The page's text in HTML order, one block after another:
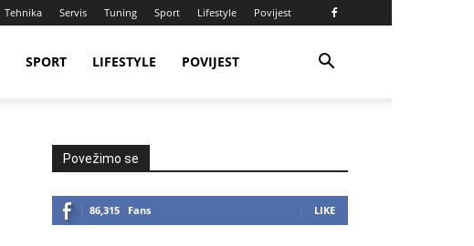
Tehnika Servis Tuning Sport Lifestyle Povijest
SPORT LIFESTYLE POVIJEST
Povežimo se
86,315 Fans LIKE